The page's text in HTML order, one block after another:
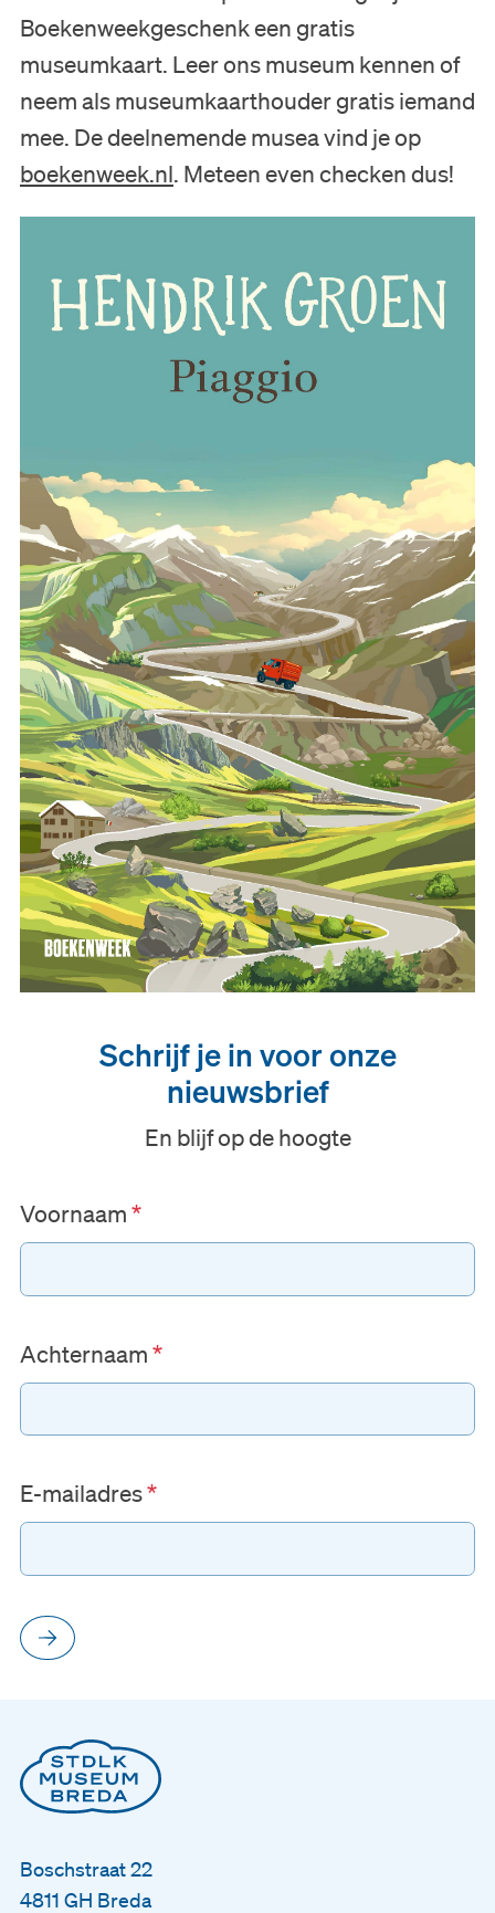
Collectie
Onderwijs
Steun ons
Tickets
Nederlands
Boekenweekgeschenk een gratis
museumkaart. Leer ons museum kennen of
neem als museumkaarthouder gratis iemand
mee. De deelnemende musea vind je op
boekenweek.nl. Meteen even checken dus!
Schrijf je in voor onze
nieuwsbrief
En blijf op de hoogte
Voornaam
Achternaam
E-mailadres
Boschstraat 22
4811 GH Breda